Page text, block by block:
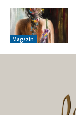
Magazin